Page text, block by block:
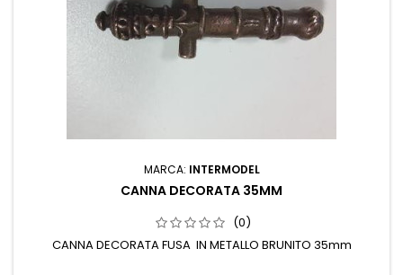
MARCA: INTERMODEL
CANNA DECORATA 35MM
(0)
CANNA DECORATA FUSA IN METALLO BRUNITO 35mm